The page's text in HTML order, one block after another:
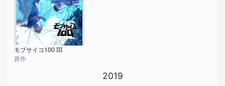
モブサイコ100 III
原作
2019